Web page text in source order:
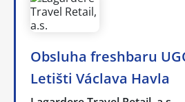
Obsluha freshbaru
Letišti Václava Havla